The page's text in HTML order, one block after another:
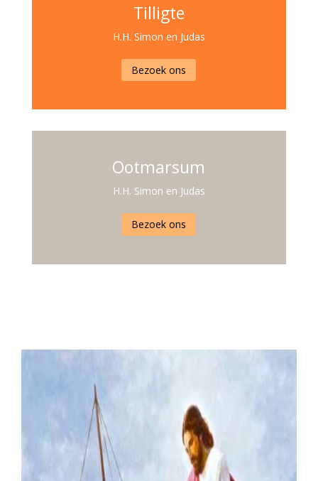
Tilligte
H.H. Simon en Judas
Bezoek ons
Ootmarsum
H.H. Simon en Judas
Bezoek ons